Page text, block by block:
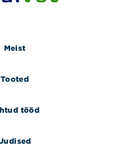
Meist
Tooted
tööd